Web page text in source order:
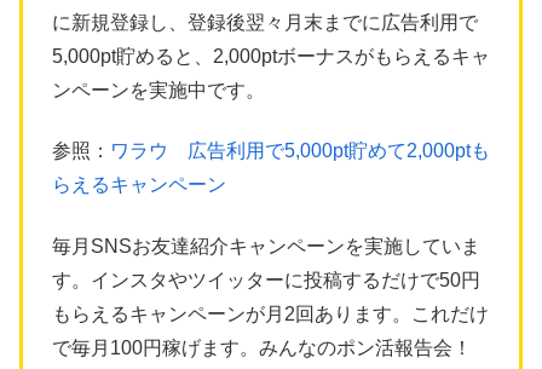
に新規登録し、登録後翌々月末までに広告利用で
5,000pt貯めると、2,000ptボーナスがもらえるキャ
ンペーンを実施中です。
参照： ワラウ 広告利用で5,000pt貯めて2,000ptも
らえるキャンペーン
毎月SNSお友達紹介キャンペーンを実施していま
す。インスタやツイッターに投稿するだけで50円
もらえるキャンペーンが月2回あります。これだけ
で毎月100円稼げます。みんなのポン活報告会！